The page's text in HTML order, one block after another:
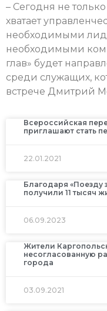
– Сегодня не
хватает
необходимыми
необходимыми
глав» будет
среди служащих,
встрече Дмитрий
Всероссийская
приглашают стать
22.01.2021
Благодаря «Поезду
получили 11 тысяч
06.09.2023
Жители
несогласованную
города
03.09.2021